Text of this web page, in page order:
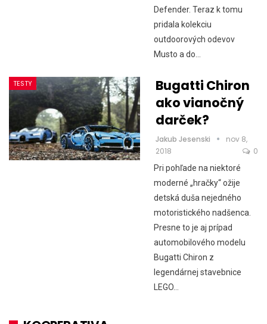
Defender. Teraz k tomu
pridala kolekciu
outdoorových odevov
Musto a do…
TESTY
Bugatti Chiron
ako vianočný
darček?
Jakub Jesenski
nov 8,
2018
0
Pri pohľade na niektoré
moderné „hračky“ ožije
detská duša nejedného
motoristického nadšenca.
Presne to je aj prípad
automobilového modelu
Bugatti Chiron z
legendárnej stavebnice
LEGO…